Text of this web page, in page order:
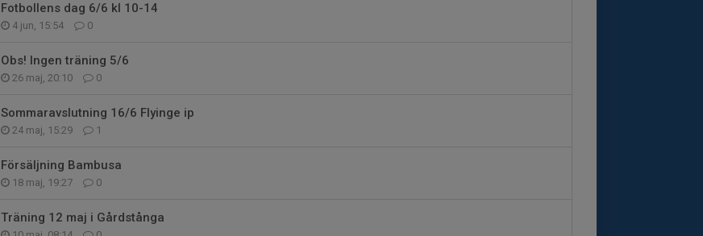
Fotbollens dag 6/6 kl 10-14
4 jun, 15:54 0
Obs! Ingen träning 5/6
26 maj, 20:10 0
Sommaravslutning 16/6 Flyinge ip
24 maj, 15:29 1
Försäljning Bambusa
18 maj, 19:27 0
Träning 12 maj i Gårdstånga